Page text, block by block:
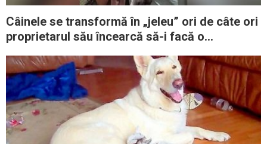
Câinele se transformă în „jeleu” ori de câte ori
proprietarul său încearcă să-i facă o